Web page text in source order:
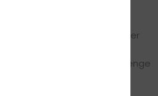
stärken nicht nur unser
was uns als Fahrschule
Persönlichkeit und jede Menge
wie daneben.